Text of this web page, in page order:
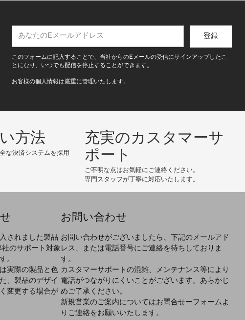
な
の
メ
レ
ス
登録
このフォームに記入することで、当社からのEメールの受信にサインアップしたこ
とになり、いつでも配信を停止することができます。
お客様の個人情報は厳重に管理いたします。
方法
な決済システムを採用
充実のカスタマーサ
ポート
ご不明な点はお気軽にご連絡ください。
専門スタッフが丁寧に対応いたします。
されました製品
のサポート対象
。
実際の製品と色
、製品のデザイ
変更する場合が
お問い合わせ
お問い合わせがございましたら、下記のメールアド
レス、または電話番号にご連絡を待ちしておりま
す。
カスタマーサポートの混雑、メンテナンス等により
電話がつながりにくいことがございます。あらかじ
めご了承ください。
新規営業のご案内についてはお問合せーフォームよ
りご連絡をお願いいたします。